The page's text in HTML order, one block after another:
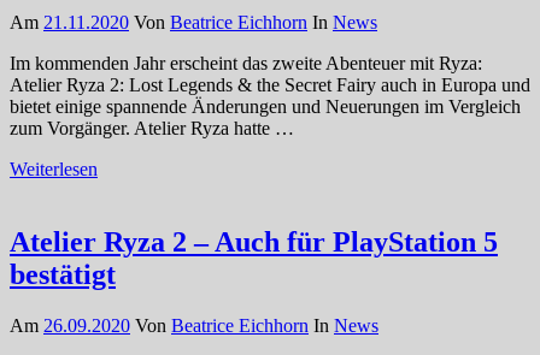
Am 21.11.2020 Von Beatrice Eichhorn In News
Im kommenden Jahr erscheint das zweite Abenteuer mit Ryza:
Atelier Ryza 2: Lost Legends & the Secret Fairy auch in Europa und
bietet einige spannende Änderungen und Neuerungen im Vergleich
zum Vorgänger. Atelier Ryza hatte …
Weiterlesen
Atelier Ryza 2 – Auch für PlayStation 5
bestätigt
Am 26.09.2020 Von Beatrice Eichhorn In News